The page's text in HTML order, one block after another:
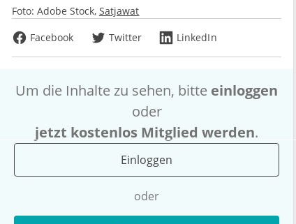
Foto: Adobe Stock Satjawat
Facebook
Twitter LinkedIn
Um die Inhalte zu sehen, bitte einloggen
oder
jetzt kostenlos Mitglied werden.
Einloggen
oder